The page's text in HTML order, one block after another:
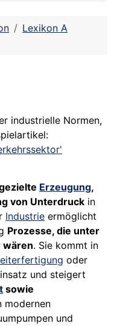
Lexikon A
industrielle Normen,
Erzeugung,
von Unterdruck in
Industrie ermöglicht
Prozesse, die unter
wären. Sie kommt in
oder
und steigert
sowie
modernen
und